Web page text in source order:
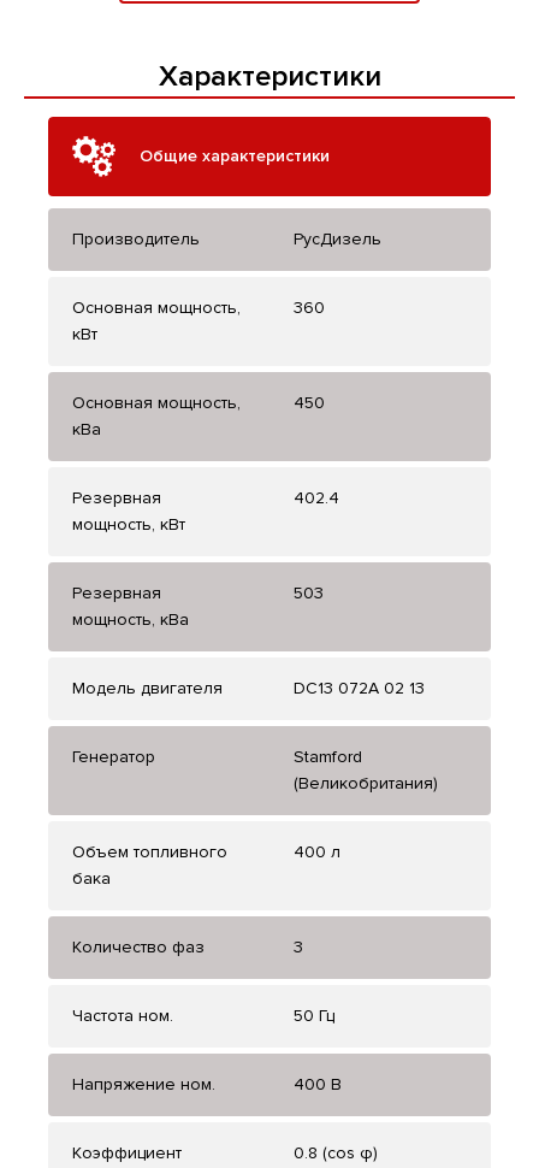
Характеристики
Общие характеристики
Производитель РусДизель
Основная мощность,
кВт
360
Основная мощность,
кВа
450
Резервная
мощность, кВт
402.4
Резервная
мощность, кВа
503
Модель двигателя DC13 072A 02 13
Генератор
Stamford
(Великобритания)
Объем топливного
бака
400 л
Количество фаз 3
Частота ном. 50 Гц
Напряжение ном. 400 В
Коэффициент 0.8 (cos φ)